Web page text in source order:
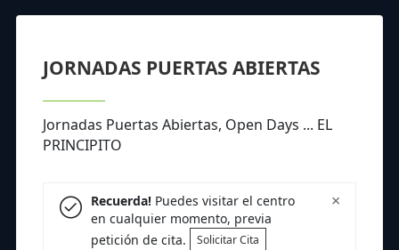
JORNADAS PUERTAS ABIERTAS
Jornadas Puertas Abiertas, Open Days ... EL
PRINCIPITO
×
Recuerda!Puedes visitar el centro
en cualquier momento, previa
petición de cita.
Solicitar Cita